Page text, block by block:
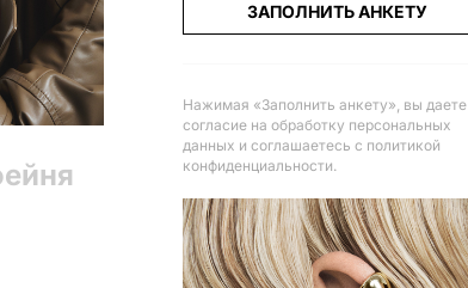
ЗАПОЛНИТЬ АНКЕТУ
Нажимая «Заполнить анкету», вы даете
согласие на обработку персональных
данных и соглашаетесь с политикой
конфиденциальности.